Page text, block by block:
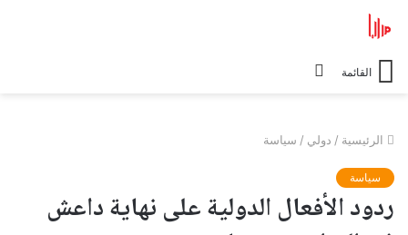
القائمة
الرئيسية / دولي / سياسة
سياسة
ردود الأفعال الدولية على نهاية داعش